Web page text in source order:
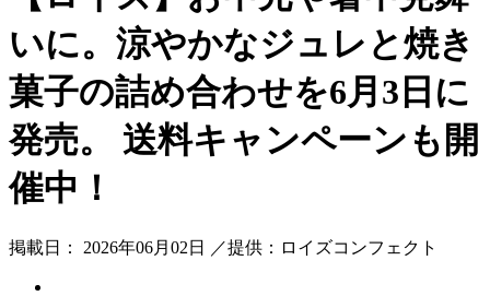
いに。涼やかなジュレと焼き
菓子の詰め合わせを6月3日に
発売。 送料キャンペーンも開
催中！
掲載日： 2026年06月02日 ／提供：ロイズコンフェクト